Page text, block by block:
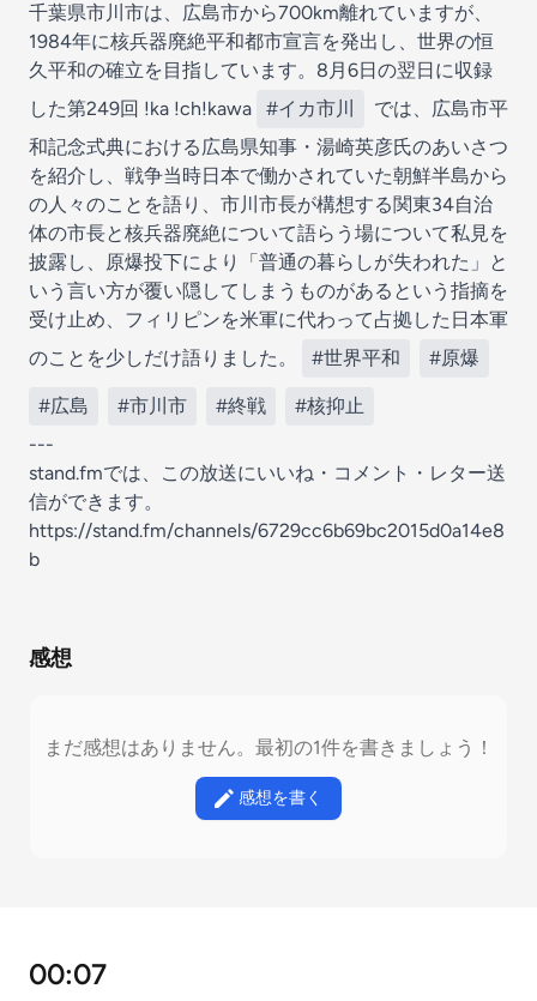
千葉県市川市は、広島市から700km離れていますが、
1984年に核兵器廃絶平和都市宣言を発出し、世界の恒
久平和の確立を目指しています。8月6日の翌日に収録
した第249回 !ka !ch!kawa
#イカ市川
では、広島市平
和記念式典における広島県知事・湯崎英彦氏のあいさつ
を紹介し、戦争当時日本で働かされていた朝鮮半島から
の人々のことを語り、市川市長が構想する関東34自治
体の市長と核兵器廃絶について語らう場について私見を
披露し、原爆投下により「普通の暮らしが失われた」と
いう言い方が覆い隠してしまうものがあるという指摘を
受け止め、フィリピンを米軍に代わって占拠した日本軍
のことを少しだけ語りました。
#世界平和 #原爆
#広島 #市川市 #終戦
#核抑止
---
stand.fmでは、この放送にいいね・コメント・レター送
信ができます。
https://stand.fm/channels/6729cc6b69bc2015d0a14e8
b
感想
まだ感想はありません。最初の1件を書きましょう！
感想を書く
00:07